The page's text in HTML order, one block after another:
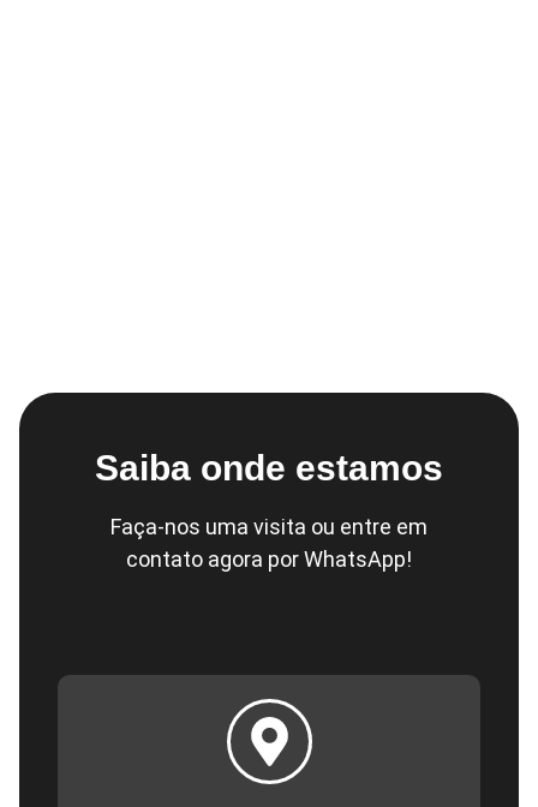
Saiba onde estamos
Faça-nos uma visita ou entre em
contato agora por WhatsApp!